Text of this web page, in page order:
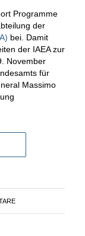
Programme
der
bei. Damit
der IAEA zur
November
für
Massimo